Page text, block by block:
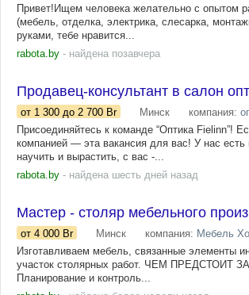
Привет!Ищем человека желательно с опытом
(мебель, отделка, электрика, слесарка,
руками, тебе нравится...
rabota.by - найдена позавчера
Продавец-консультант в салон
от 1 300 до 2 700 Br Минск компания:
Присоединяйтесь к команде “Оптика Fielinn”!
компанией — эта вакансия для вас! У нас
научить и вырастить, с вас -...
rabota.by - найдена шесть дней назад
Мастер - столяр мебельного
от 4 000 Br Минск компания: Мебель
Изготавливаем мебель, связанные элементы
участок столярных работ. ЧЕМ ПРЕДСТОИТ
Планирование и контроль...